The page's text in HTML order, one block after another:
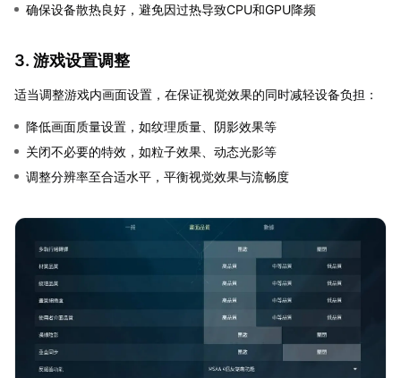
确保设备散热良好，避免因过热导致CPU和GPU降频
3. 游戏设置调整
适当调整游戏内画面设置，在保证视觉效果的同时减轻设备负担：
降低画面质量设置，如纹理质量、阴影效果等
关闭不必要的特效，如粒子效果、动态光影等
调整分辨率至合适水平，平衡视觉效果与流畅度